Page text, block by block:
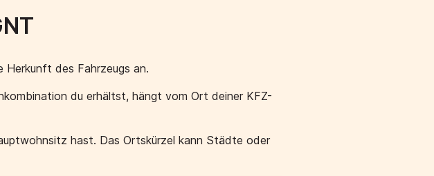
Herkunft des Fahrzeugs an.
du erhältst, hängt vom Ort deiner KFZ-
hast. Das Ortskürzel kann Städte oder